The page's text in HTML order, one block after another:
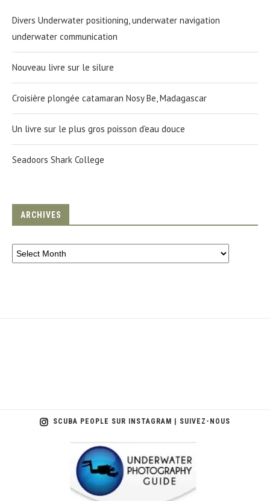
Divers Underwater positioning, underwater navigation
underwater communication
Nouveau livre sur le silure
Croisière plongée catamaran Nosy Be, Madagascar
Un livre sur le plus gros poisson d'eau douce
Seadoors Shark College
ARCHIVES
SCUBA PEOPLE SUR INSTAGRAM | SUIVEZ-NOUS
scuba_people_magazine